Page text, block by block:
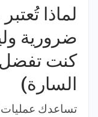
لماذا
ضرورية
كنت تفضل
السارة)
تساعدك عمليات